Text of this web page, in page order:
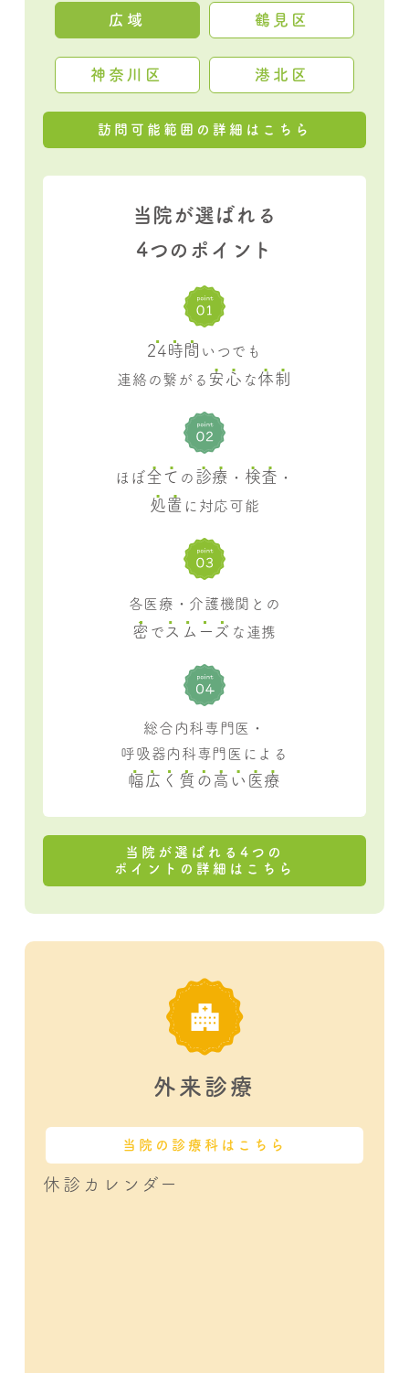
広域 鶴見区
神奈川区 港北区
訪問可能範囲の詳細はこちら
当院が選ばれる
4つのポイント
24時間 いつでも
連絡の繋がる 安心 な体制
ほぼ全て の 診療 ・ 検査 ・
処置 に対応可能
各医療・介護機関との
密 で スムーズ な連携
総合内科専門医・
呼吸器内科専門医による
幅広く質の高い医療
当院が選ばれる4つの
ポイントの詳細はこちら
外来診療
当院の診療科はこちら
休診カレンダー